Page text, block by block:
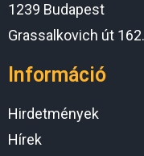
1239 Budapest
Grassalkovich út 162.
Információ
Hirdetmények
Hírek